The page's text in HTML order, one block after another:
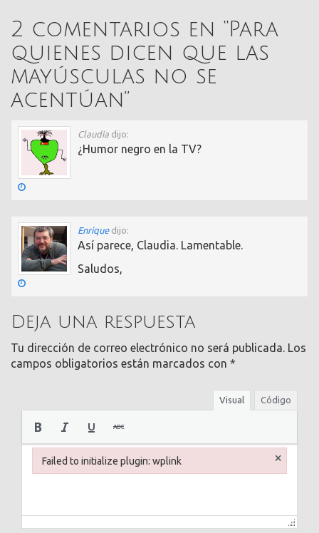
2 comentarios en “Para
quienes dicen que las
mayúsculas no se
acentúan”
Claudia dijo:
¿Humor negro en la TV?
Enrique dijo:
Así parece, Claudia. Lamentable.
Saludos,
Deja una respuesta
Tu dirección de correo electrónico no será publicada. Los
campos obligatorios están marcados con *
Visual Código
Failed to initialize plugin: wplink ×
Failed to initialize plugin: wplink